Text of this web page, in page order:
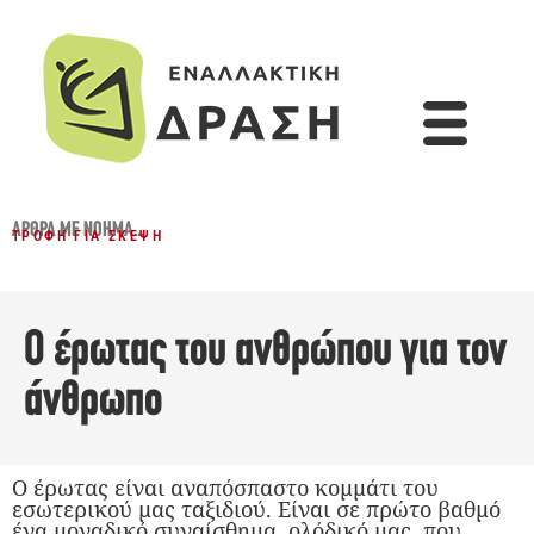
ΆΡΘΡΑ ΜΕ ΝΌΗΜΑ...
ΤΡΟΦΉ ΓΙΑ ΣΚΈΨΗ
Ο έρωτας του ανθρώπου για τον
άνθρωπο
Ο έρωτας είναι αναπόσπαστο κομμάτι του
εσωτερικού μας ταξιδιού. Είναι σε πρώτο βαθμό